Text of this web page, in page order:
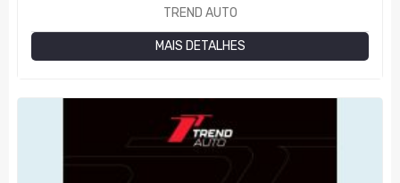
TREND AUTO
MAIS DETALHES